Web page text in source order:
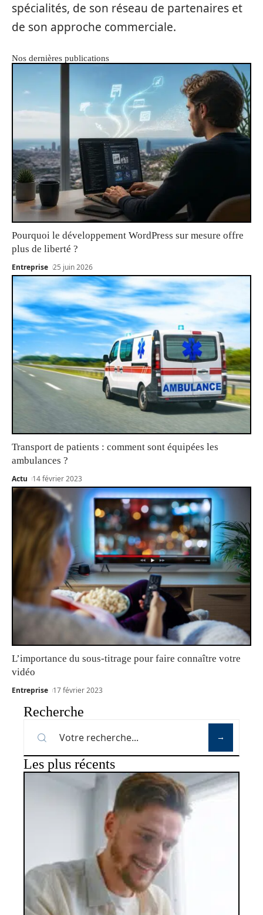
spécialités, de son réseau de partenaires et
de son approche commerciale.
Nos dernières publications
Pourquoi le développement WordPress sur mesure offre
plus de liberté ?
Entreprise 25 juin 2026
Transport de patients : comment sont équipées les
ambulances ?
Actu 14 février 2023
L’importance du sous-titrage pour faire connaître votre
vidéo
Entreprise 17 février 2023
Recherche
Les plus récents